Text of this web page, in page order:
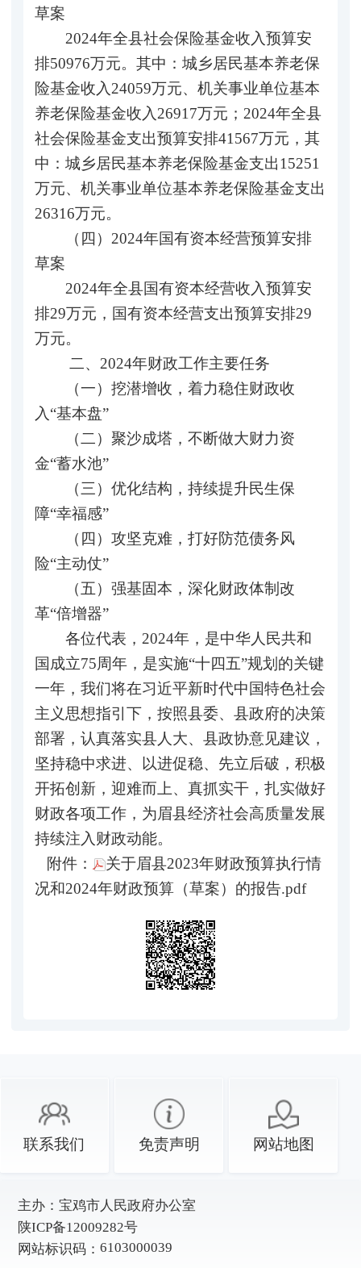
草案
2024年全县社会保险基金收入预算安
排50976万元。其中：城乡居民基本养老保
险基金收入24059万元、机关事业单位基本
养老保险基金收入26917万元；2024年全县
社会保险基金支出预算安排41567万元，其
中：城乡居民基本养老保险基金支出15251
万元、机关事业单位基本养老保险基金支出
26316万元。
（四）2024年国有资本经营预算安排
草案
2024年全县国有资本经营收入预算安
排29万元，国有资本经营支出预算安排29
万元。
二、2024年财政工作主要任务
（一）挖潜增收，着力稳住财政收
入“基本盘”
（二）聚沙成塔，不断做大财力资
金“蓄水池”
（三）优化结构，持续提升民生保
障“幸福感”
（四）攻坚克难，打好防范债务风
险“主动仗”
（五）强基固本，深化财政体制改
革“倍增器”
各位代表，2024年，是中华人民共和
国成立75周年，是实施“十四五”规划的关键
一年，我们将在习近平新时代中国特色社会
主义思想指引下，按照县委、县政府的决策
部署，认真落实县人大、县政协意见建议，
坚持稳中求进、以进促稳、先立后破，积极
开拓创新，迎难而上、真抓实干，扎实做好
财政各项工作，为眉县经济社会高质量发展
持续注入财政动能。
附件：
关于眉县2023年财政预算执行情
况和2024年财政预算（草案）的报告.pdf
联系我们 免责声明 网站地图
主办： 宝鸡市人民政府办公室
陕ICP备12009282号
网站标识码： 6103000039